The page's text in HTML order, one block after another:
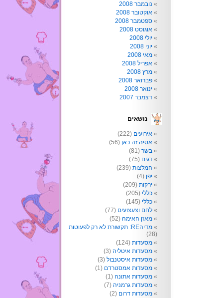
נובמבר 2008
אוקטובר 2008
ספטמבר 2008
אוגוסט 2008
יולי 2008
יוני 2008
מאי 2008
אפריל 2008
מרץ 2008
פברואר 2008
ינואר 2008
דצמבר 2007
נושאים
אירועים (222)
אסיה זה כאן (56)
בשר (81)
דגים (75)
המלצות (239)
יפן (4)
ירקות (209)
כללי (205)
כללי (145)
לחם וצעצועים (77)
מאזן האימה (52)
מדיהRE: תקשורת לא רק לפעוטות
(28)
מסעדות (124)
מסעדות איטליה (3)
מסעדות איסטנבול (3)
מסעדות אמסטרדם (1)
מסעדות אתונה (1)
מסעדות גרמניה (7)
מסעדות דרום (2)